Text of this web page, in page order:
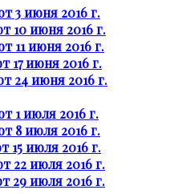
3 июня 2016 г.
10 июня 2016 г.
11 июня 2016 г.
17 июня 2016 г.
24 июня 2016 г.
1 июля 2016 г.
8 июля 2016 г.
15 июля 2016 г.
22 июля 2016 г.
29 июля 2016 г.